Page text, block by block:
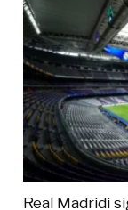
Real Madridi